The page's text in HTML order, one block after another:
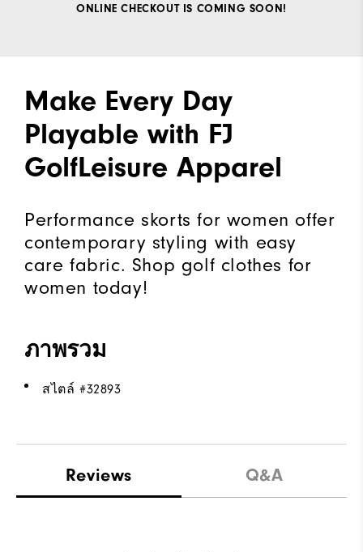
ONLINE CHECKOUT IS COMING SOON!
Make Every Day
Playable with FJ
GolfLeisure Apparel
Performance skorts for women offer
contemporary styling with easy
care fabric. Shop golf clothes for
women today!
ภาพรวม
สไตล์ #32893
Reviews Q&A